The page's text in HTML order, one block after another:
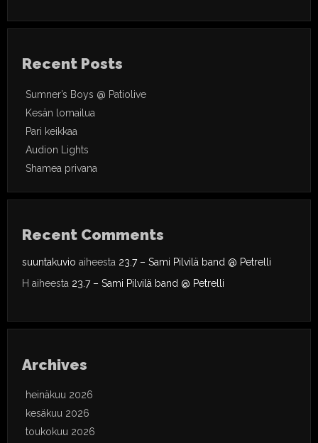
Recent Posts
Sumner’s Boys @ Patiolive
Kesän lomailua
Pari keikkaa
Audion Lights
Shamea privana
Recent Comments
suuntakuvio aiheesta 23.7 – Sami Pilvilä band @ Petrelli
H aiheesta 23.7 – Sami Pilvilä band @ Petrelli
Archives
heinäkuu 2026
kesäkuu 2026
toukokuu 2026